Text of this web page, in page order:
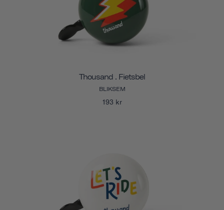
Thousand . Fietsbel
BLIKSEM
193 kr